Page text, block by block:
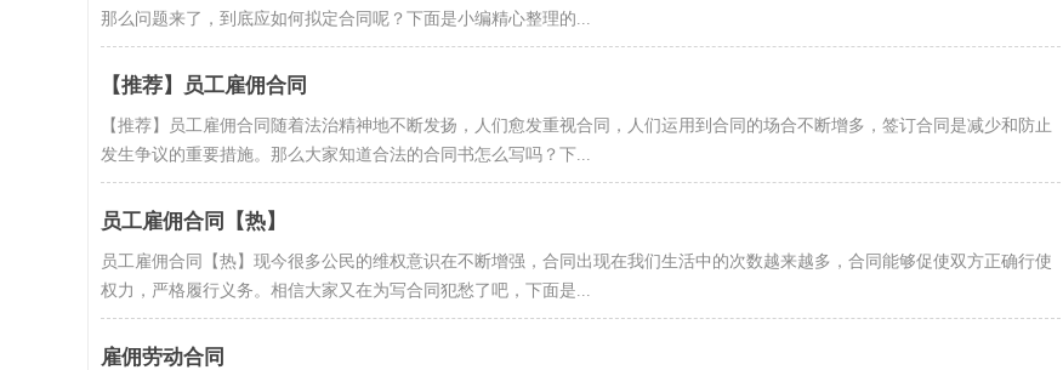
那么问题来了，到底应如何拟定合同呢？下面是小编精心整理的...
【推荐】员工雇佣合同
【推荐】员工雇佣合同随着法治精神地不断发扬，人们愈发重视合同，人们运用到合同的场合不断增多，签订合同是减少和防止
发生争议的重要措施。那么大家知道合法的合同书怎么写吗？下...
员工雇佣合同【热】
员工雇佣合同【热】现今很多公民的维权意识在不断增强，合同出现在我们生活中的次数越来越多，合同能够促使双方正确行使
权力，严格履行义务。相信大家又在为写合同犯愁了吧，下面是...
雇佣劳动合同